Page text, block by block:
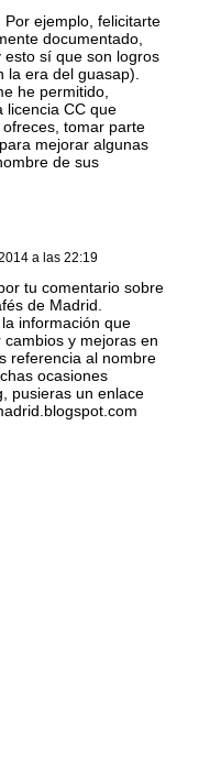
ejemplo, felicitarte
documentado,
esto sí que son logros
era del guasap).
he permitido,
licencia CC que
tomar parte
mejorar algunas
de sus
a las 22:19
tu comentario sobre
de Madrid.
información que
y mejoras en
referencia al nombre
ocasiones
pusieras un enlace